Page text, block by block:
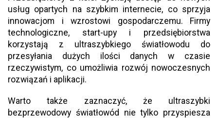
usług opartych na szybkim internecie, co sprzyja
innowacjom i wzrostowi gospodarczemu. Firmy
technologiczne, start-upy i przedsiębiorstwa
korzystają z ultraszybkiego światłowodu do
przesyłania dużych ilości danych w czasie
rzeczywistym, co umożliwia rozwój nowoczesnych
rozwiązań i aplikacji.
Warto także zaznaczyć, że ultraszybki
bezprzewodowy światłowód nie tylko przyspiesza